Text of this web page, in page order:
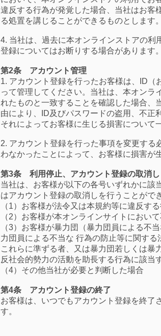
違反する行為が発覚した場合、当社はお客
る処置を講じることができるものとします。
4. 当社は、過去に本オンラインストアの利
登録についてはお断りする場合があります。
第2条 アカウント管理
1. アカウント登録を行ったお客様は、ID
って管理してください。当社は、本オンラ
れたものと一致することを確認した場合、
由により、ID及びパスワードの盗用、不正
それによってお客様に生じる損害について
2. アカウント登録を行った事項を変更す
わなかったことによって、お客様に損害が
第3条 利用停止、アカウント登録の取消し
当社は、お客様が以下の各号いずれかに該
はアカウント登録の取消しを行うことがで
（1）お客様が法令又は本規約等に違反す
（2）お客様が本オンラインサイトにおい
（3）お客様が暴力団（暴力団員による不
力団員による不当な 行為の防止等に関す
これらに準ずる者、又は暴力団若しくは
反社会的勢力の活動を助長する行為に該当
（4）その他当社が必要と判断した場合
第4条 アカウント登録の終了
お客様は、いつでもアカウント登録を終了
す。